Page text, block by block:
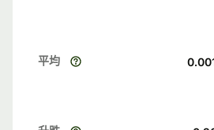
平均